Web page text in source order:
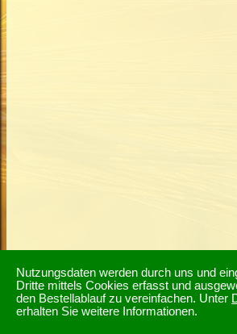
Nutzungsdaten werden durch uns und
Dritte mittels Cookies erfasst und
den Bestellablauf zu vereinfachen. Unter
erhalten Sie weitere Informationen.